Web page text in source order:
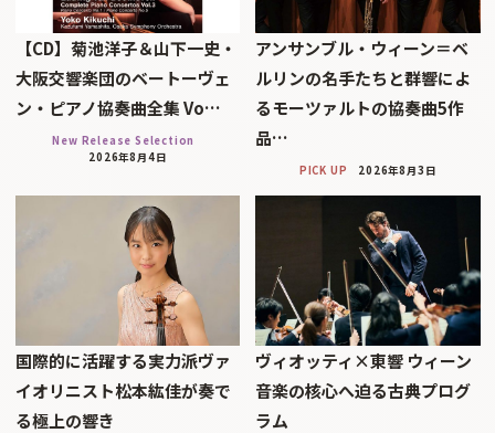
【CD】菊池洋子＆山下一史・
大阪交響楽団のベートーヴェ
ン・ピアノ協奏曲全集 Vo…
New Release Selection
2026年8月4日
アンサンブル・ウィーン＝ベ
ルリンの名手たちと群響によ
るモーツァルトの協奏曲5作
品…
PICK UP 2026年8月3日
国際的に活躍する実力派ヴァ
イオリニスト松本紘佳が奏で
る極上の響き
ヴィオッティ×東響 ウィーン
音楽の核心へ迫る古典プログ
ラム